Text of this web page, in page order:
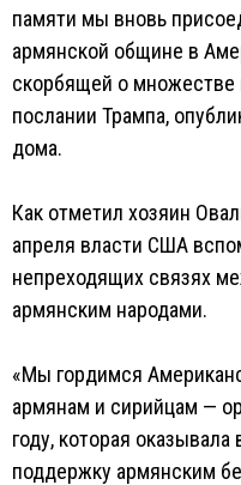
памяти мы вновь
армянской общине в
скорбящей о множестве
послании Трампа,
дома.
Как отметил хозяин
апреля власти США
непреходящих связях
армянским народами.
«Мы гордимся
армянам и сирийцам —
году, которая
поддержку армянским